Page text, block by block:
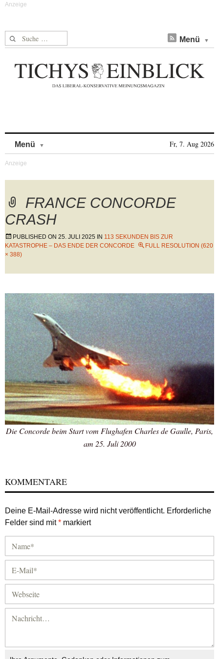
Suche nach: Menü
Menü Fr, 7. Aug 2026
FRANCE CONCORDE
CRASH
PUBLISHED ON 25. JULI 2025 IN 113 SEKUNDEN BIS ZUR
KATASTROPHE – DAS ENDE DER CONCORDE
FULL RESOLUTION (620
× 388)
Die Concorde beim Start vom Flughafen Charles de Gaulle, Paris,
am 25. Juli 2000
KOMMENTARE
Deine E-Mail-Adresse wird nicht veröffentlicht. Erforderliche
Felder sind mit* markiert